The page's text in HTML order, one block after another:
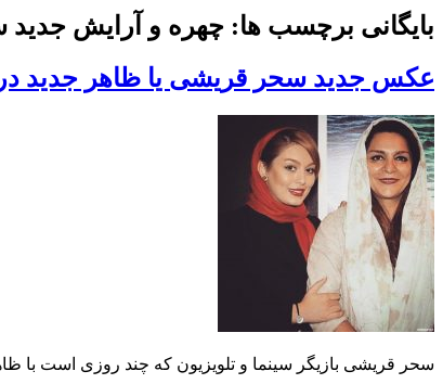
بایگانی برچسب ها: چهره و آرایش
عکس جدید سحر قریشی یا ظاهر جدید در
سحر قریشی بازیگر سینما و تلویزیون که چند روزی است با